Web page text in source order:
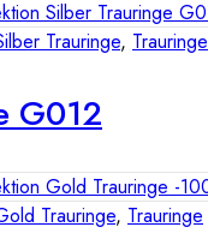
Trauringe, Trauringe
G012
Trauringe, Trauringe